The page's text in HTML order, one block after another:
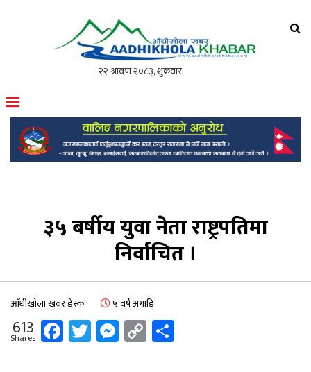
मोफसलकै लोकप्रिय अनलाइन पत्रिका
३५ बर्षीय युवा नेता राष्ट्रपतिमा
निर्वाचित ।
आँधीखोला खवर डेस्क ५ वर्ष अगाडि
613
Shares Facebook
Twitter
Messenger
Copy
Link